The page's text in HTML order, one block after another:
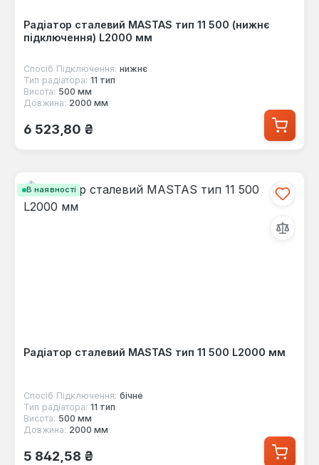
Радіатор сталевий MASTAS тип 11 500 (нижнє
підключення) L2000 мм
Спосіб Підключення: нижнє
Тип радіатора: 11 тип
Висота: 500 мм
Довжина: 2000 мм
Звичайна ціна:
6 523,80 ₴
В наявності
Радіатор сталевий MASTAS тип 11 500 L2000 мм
Спосіб Підключення: бічне
Тип радіатора: 11 тип
Висота: 500 мм
Довжина: 2000 мм
Звичайна ціна:
5 842,58 ₴